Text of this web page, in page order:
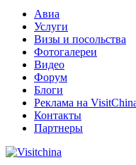
Авиа
Услуги
Визы и посольства
Фотогалереи
Видео
Форум
Блоги
Реклама на
Контакты
Партнеры